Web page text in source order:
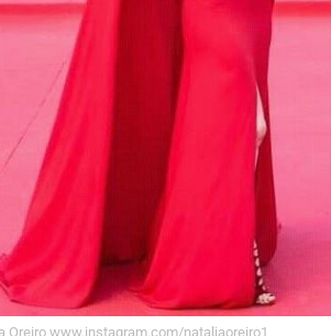
Oreirowww.instagram.com/nataliaoreiro1